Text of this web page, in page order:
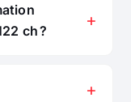
ch ?